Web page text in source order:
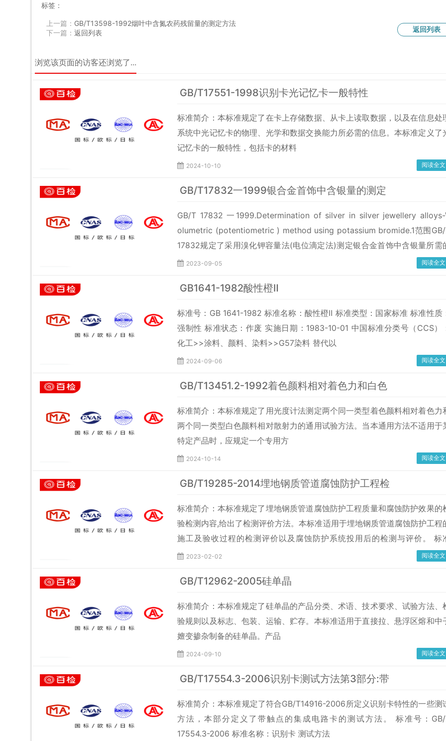
标签：
返回列表
上一篇： GB/T13598-1992烟叶中含氮农药残留量的测定方法
下一篇： 返回列表
浏览该页面的访客还浏览了...
GB/T17551-1998识别卡光记忆卡一般特性
标准简介：本标准规定了在卡上存储数据、从卡上读取数据，以及在信息处
系统中光记忆卡的物理、光学和数据交换能力所必需的信息。本标准定义了
记忆卡的一般特性，包括卡的材料
2024-10-10 阅读全文
GB/T17832一1999银合金首饰中含银量的测定
GB/T 17832 一1999.Determination of silver in silver jewellery
olumetric (potentiometric ) method using potassium bromide.1范围
17832规定了采用溴化钾容量法(电位滴定法)测定银合金首饰中含银量所需
试剂、材料、仪器设备、方法步骤及结果的表示。GB/T
2023-09-05 阅读全文
GB1641-1982酸性橙Ⅱ
标准号：GB 1641-1982 标准名称：酸性橙Ⅱ 标准类型：国家标准 标准性质
强制性 标准状态：作废 实施日期：1983-10-01 中国标准分类号（CCS）
化工>>涂料、颜料、染料>>G57染料 替代以
2024-09-06 阅读全文
GB/T13451.2-1992着色颜料相对着色力和白色
标准简介：本标准规定了用光度计法测定两个同一类型着色颜料相对着色力
两个同一类型白色颜料相对散射力的通用试验方法。当本通用方法不适用于
特定产品时，应规定一个专用方
2024-10-14 阅读全文
GB/T19285-2014埋地钢质管道腐蚀防护工程检
标准简介：本标准规定了埋地钢质管道腐蚀防护工程质量和腐蚀防护效果的
验检测内容,给出了检测评价方法。本标准适用于埋地钢质管道腐蚀防护工程
施工及验收过程的检测评价以及腐蚀防护系统投用后的检测与评价。 标
号：GB/T 19285-2014 标准名称：埋地钢质管道腐蚀防护工程检验 英文
2023-02-02 阅读全文
GB/T12962-2005硅单晶
标准简介：本标准规定了硅单晶的产品分类、术语、技术要求、试验方法、
验规则以及标志、包装、运输、贮存。本标准适用于直接拉、悬浮区熔和中
嬗变掺杂制备的硅单晶。产品
2024-09-10 阅读全文
GB/T17554.3-2006识别卡测试方法第3部分:带
标准简介：本标准规定了符合GB/T14916-2006所定义识别卡特性的一些测
方法，本部分定义了带触点的集成电路卡的测试方法。 标准号：
17554.3-2006 标准名称：识别卡 测试方法